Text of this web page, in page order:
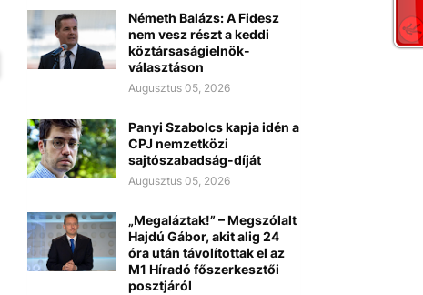
Németh Balázs: A Fidesz
nem vesz részt a keddi
köztársaságielnök-
választáson
Augusztus 05, 2026
Panyi Szabolcs kapja idén a
CPJ nemzetközi
sajtószabadság-díját
Augusztus 05, 2026
„Megaláztak!” – Megszólalt
Hajdú Gábor, akit alig 24
óra után távolítottak el az
M1 Híradó főszerkesztői
posztjáról